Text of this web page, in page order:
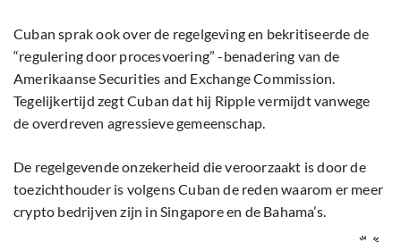
Cuban sprak ook over de regelgeving en bekritiseerde de
“regulering door procesvoering” -benadering van de
Amerikaanse Securities and Exchange Commission.
Tegelijkertijd zegt Cuban dat hij Ripple vermijdt vanwege
de overdreven agressieve gemeenschap.
De regelgevende onzekerheid die veroorzaakt is door de
toezichthouder is volgens Cuban de reden waarom er meer
crypto bedrijven zijn in Singapore en de Bahama’s.